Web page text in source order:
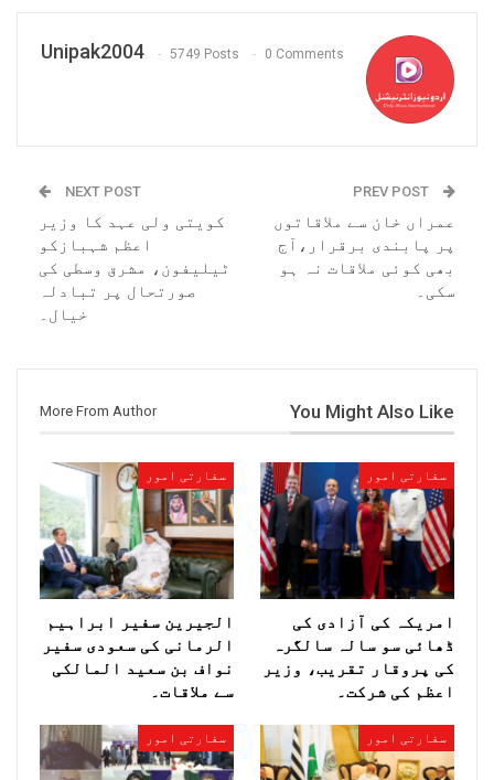
Unipak2004 5749 Posts 0 Comments
عمراں خان سے ملاقاتوں
پر پابندی برقرار،آج
بھی کوئی ملاقات نہ ہو
سکی۔
NEXT POST
کویتی ولی عہد کا وزیر
اعظم شہبازکو
ٹیلیفون، مشرق وسطی کی
صورتحال پر تبادلہ
خیال۔
You Might Also Like
More From Author
سفارتی امور
امریکہ کی آزادی کی
ڈھائی سو سالہ سالگرہ
کی پروقار تقریب، وزیر
اعظم کی شرکت۔
سفارتی امور
الجیرین سفیر ابراہیم
الرمانی کی سعودی سفیر
نواف بن سعید المالکی
سے ملاقات۔
سفارتی امور سفارتی امور